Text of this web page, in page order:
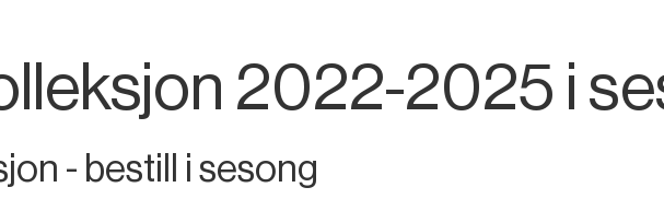
2022-2025 i
- bestill i sesong